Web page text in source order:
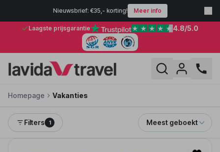
Nieuwsbrief: €35,- korting! Meer info
Laagste prijsgarantie 4.8/5.0
Homepage Vakanties
Filters 1 Meest geboekt